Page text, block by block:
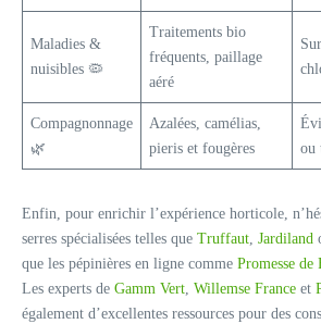
Maladies &
nuisibles 🦠
Traitements bio
fréquents, paillage
aéré
Compagnonnage
🌿
Azalées, camélias,
pieris et fougères
ou
Enfin, pour enrichir l’expérience horticole,
serres spécialisées telles que Truffaut Jardiland
que les pépinières en ligne comme Promesse de
Les experts de Gamm Vert Willemse France et
également d’excellentes ressources pour des